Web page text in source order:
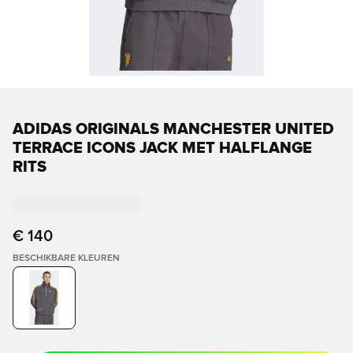
ADIDAS ORIGINALS MANCHESTER UNITED
TERRACE ICONS JACK MET HALFLANGE
RITS
€ 140
BESCHIKBARE KLEUREN